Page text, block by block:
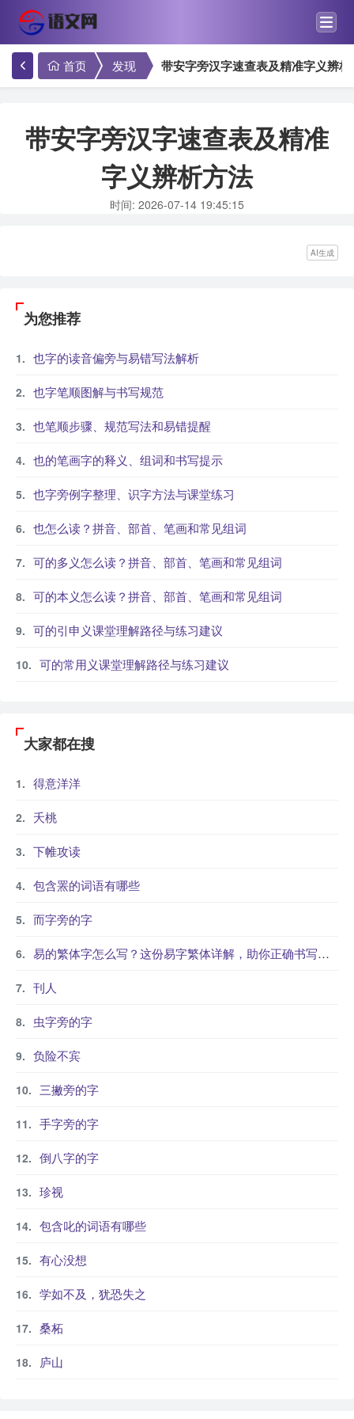
首页 发现 带安字旁汉字速查表及精准字义辨
带安字旁汉字速查表及精准
字义辨析方法
时间: 2026-07-14 19:45:15
AI生成
为您推荐
也字的读音偏旁与易错写法解析
也字笔顺图解与书写规范
也笔顺步骤、规范写法和易错提醒
也的笔画字的释义、组词和书写提示
也字旁例字整理、识字方法与课堂练习
也怎么读？拼音、部首、笔画和常见组词
可的多义怎么读？拼音、部首、笔画和常见组词
可的本义怎么读？拼音、部首、笔画和常见组词
可的引申义课堂理解路径与练习建议
可的常用义课堂理解路径与练习建议
大家都在搜
得意洋洋
夭桃
下帷攻读
包含罴的词语有哪些
而字旁的字
易的繁体字怎么写？这份易字繁体详解，助你正确书写汉字_汉字繁体学习
刊人
虫字旁的字
负险不宾
三撇旁的字
手字旁的字
倒八字的字
珍视
包含叱的词语有哪些
有心没想
学如不及，犹恐失之
桑柘
庐山